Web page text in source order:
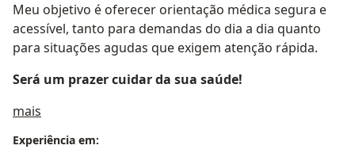
Meu objetivo é oferecer orientação médica segura e
acessível, tanto para demandas do dia a dia quanto
para situações agudas que exigem atenção rápida.
Será um prazer cuidar da sua saúde!
mais
Experiência em: